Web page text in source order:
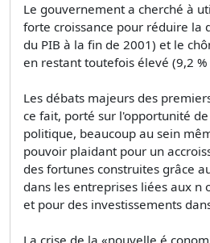
Le gouvernement a cherché à
forte croissance pour réduire la
du PIB à la fin de 2001) et le
en restant toutefois élevé (9,2
Les débats majeurs des
ce fait, porté sur l'opportunité
politique, beaucoup au sein
pouvoir plaidant pour un
des fortunes construites grâce
dans les entreprises liées aux n
et pour des investissements